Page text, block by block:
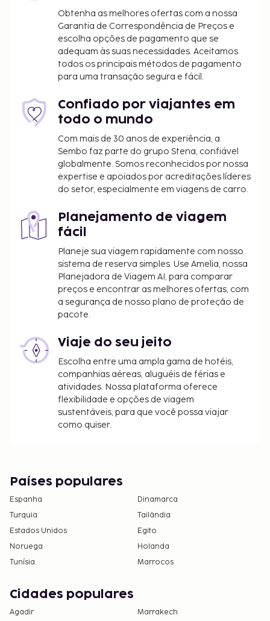
Obtenha as melhores ofertas com a nossa
Garantia de Correspondência de Preços e
escolha opções de pagamento que se
adequam às suas necessidades. Aceitamos
todos os principais métodos de pagamento
para uma transação segura e fácil.
Confiado por viajantes em
todo o mundo
Com mais de 30 anos de experiência, a
Sembo faz parte do grupo Stena, confiável
globalmente. Somos reconhecidos por nossa
expertise e apoiados por acreditações líderes
do setor, especialmente em viagens de carro.
Planejamento de viagem
fácil
Planeje sua viagem rapidamente com nosso
sistema de reserva simples. Use Amelia, nossa
Planejadora de Viagem AI, para comparar
preços e encontrar as melhores ofertas, com
a segurança de nosso plano de proteção de
pacote.
Viaje do seu jeito
Escolha entre uma ampla gama de hotéis,
companhias aéreas, aluguéis de férias e
atividades. Nossa plataforma oferece
flexibilidade e opções de viagem
sustentáveis, para que você possa viajar
como quiser.
Países populares
Espanha
Dinamarca
Turquia
Tailândia
Estados Unidos
Egito
Noruega
Holanda
Tunísia
Marrocos
Cidades populares
Agadir
Marrakech